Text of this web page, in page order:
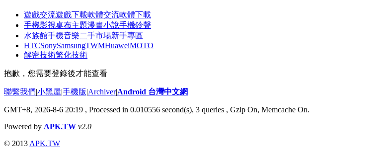
遊戲交流遊戲下載軟體交流軟體下載
手機影視桌布主題漫畫小說手機鈴聲
水族館手機音樂二手市場新手專區
HTCSonySamsungTWMHuaweiMOTO
解密技術繁化技術
抱歉，您需要登錄後才能查看
聯繫我們|小黑屋|手機版|Archiver|Android 台灣中文網
GMT+8, 2026-8-6 20:19 , Processed in 0.010556 second(s), 3 queries , Gzip On, Memcache On.
Powered by APK.TW v2.0
© 2013 APK.TW